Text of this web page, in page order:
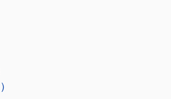
）